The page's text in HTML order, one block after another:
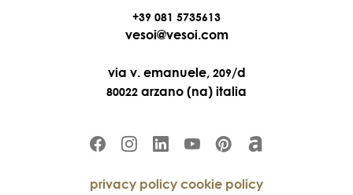
+39 081 5735613
vesoi@vesoi.com
via v. emanuele, 209/d
80022 arzano (na) italia
privacy policy cookie policy